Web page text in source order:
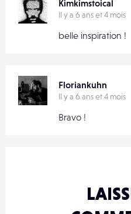
Kimkimstoical
Il y a 6 ans et 4 mois
belle inspiration !
Floriankuhn
Il y a 6 ans et 4 mois
Bravo !